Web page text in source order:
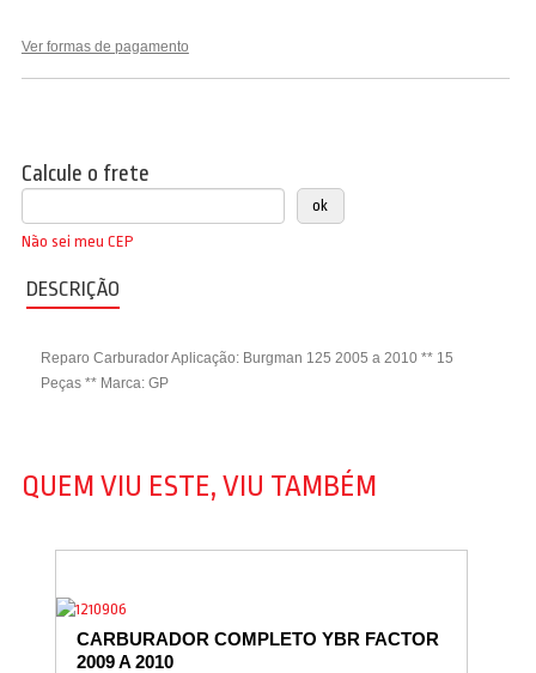
Ver formas de pagamento
Calcule o frete
Não sei meu CEP
DESCRIÇÃO
Reparo Carburador Aplicação: Burgman 125 2005 a 2010 ** 15
Peças ** Marca: GP
QUEM VIU ESTE, VIU TAMBÉM
CARBURADOR COMPLETO YBR FACTOR
2009 A 2010